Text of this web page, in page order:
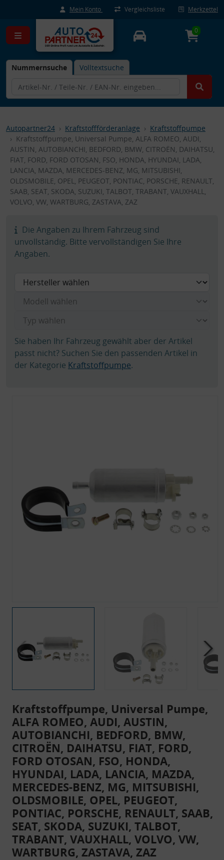
Mein Konto Vergleichsliste Merkzettel
Nummernsuche Volltextsuche
0
Autopartner24 Kraftstoffförderanlage
Kraftstoffpumpe
Kraftstoffpumpe, Universal Pumpe, ALFA ROMEO, AUDI,
AUSTIN, AUTOBIANCHI, BEDFORD, BMW, CITROËN, DAIHATSU,
FIAT, FORD, FORD OTOSAN, FSO, HONDA, HYUNDAI, LADA,
LANCIA, MAZDA, MERCEDES-BENZ, MG, MITSUBISHI,
OLDSMOBILE, OPEL, PEUGEOT, PONTIAC, PORSCHE, RENAULT,
SAAB, SEAT, SKODA, SUZUKI, TALBOT, TRABANT, VAUXHALL,
VOLVO, VW, WARTBURG, ZASTAVA, ZAZ
Die Angaben zu Ihrem Fahrzeug sind
unvollständig. Bitte vervollständigen Sie Ihre
Angaben.
Sie haben Ihr Fahrzeug gewählt aber der Artikel
passt nicht? Suchen Sie den passenden Artikel in
der Kategorie Kraftstoffpumpe.
Kraftstoffpumpe, Universal Pumpe,
ALFA ROMEO, AUDI, AUSTIN,
AUTOBIANCHI, BEDFORD, BMW,
CITROËN, DAIHATSU, FIAT, FORD,
FORD OTOSAN, FSO, HONDA,
HYUNDAI, LADA, LANCIA, MAZDA,
MERCEDES-BENZ, MG, MITSUBISHI,
OLDSMOBILE, OPEL, PEUGEOT,
PONTIAC, PORSCHE, RENAULT, SAAB,
SEAT, SKODA, SUZUKI, TALBOT,
TRABANT, VAUXHALL, VOLVO, VW,
WARTBURG, ZASTAVA, ZAZ